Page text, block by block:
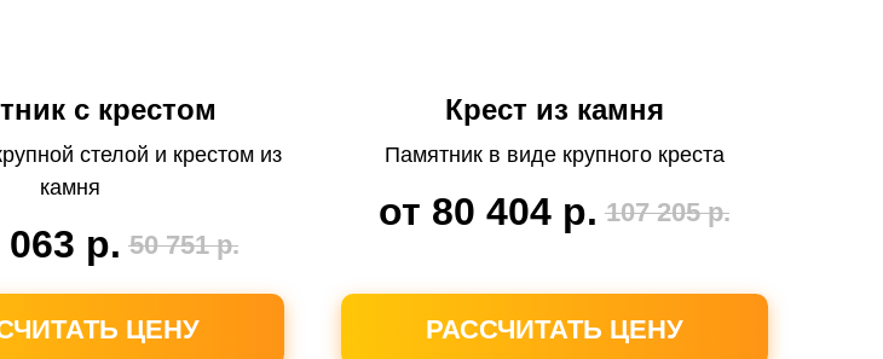
с крестом
стелой и крестом из
камня
063 р. 50 751 р.
ЦЕНУ
Крест из камня
Памятник в виде крупного креста
от 80 404 р. 107 205 р.
РАССЧИТАТЬ ЦЕНУ